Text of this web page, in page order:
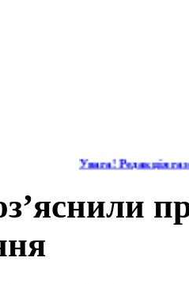
Увага! Редакція